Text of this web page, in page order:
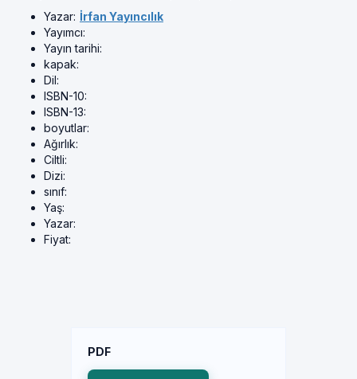
Yazar: İrfan Yayıncılık
Yayımcı:
Yayın tarihi:
kapak:
Dil:
ISBN-10:
ISBN-13:
boyutlar:
Ağırlık:
Ciltli:
Dizi:
sınıf:
Yaş:
Yazar:
Fiyat:
PDF